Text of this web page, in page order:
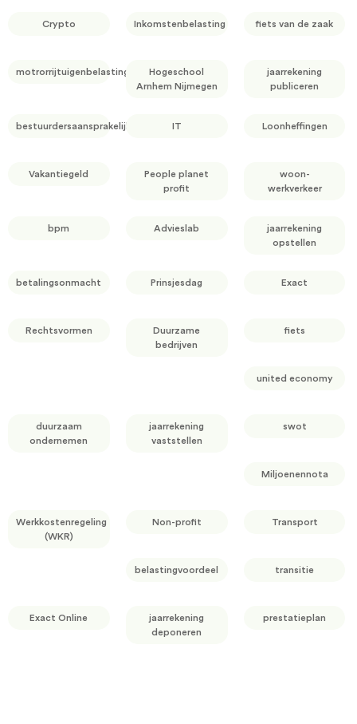
Crypto Inkomstenbelasting fiets van de zaak
motrorrijtuigenbelasting
Hogeschool
Arnhem Nijmegen
jaarrekening
publiceren
bestuurdersaansprakelijkheid IT Loonheffingen
Vakantiegeld
People planet
profit
woon-
werkverkeer
bpm Advieslab
jaarrekening
opstellen
betalingsonmacht Prinsjesdag Exact
Rechtsvormen
Duurzame
bedrijven
fiets
united economy
duurzaam
ondernemen
jaarrekening
vaststellen
swot
Miljoenennota
Werkkostenregeling
(WKR)
Non-profit Transport
belastingvoordeel transitie
Exact Online
jaarrekening
deponeren
prestatieplan